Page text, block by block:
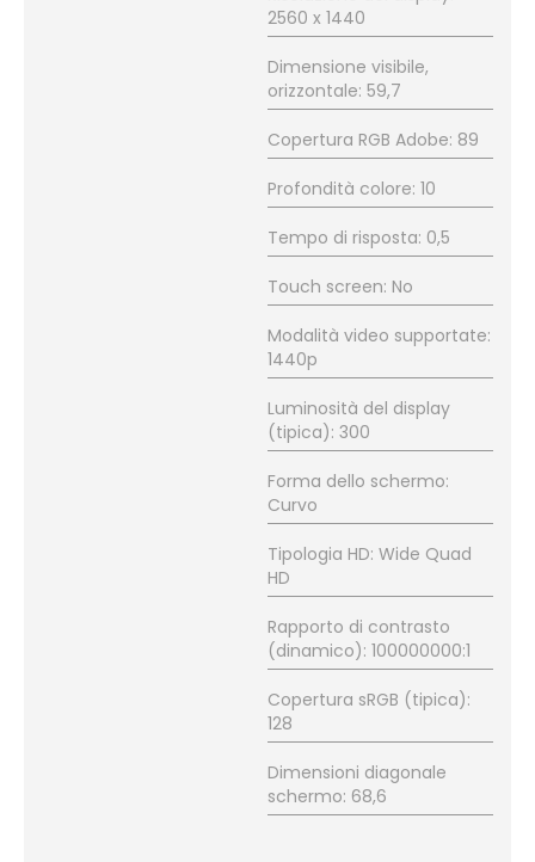
2560 x 1440
Dimensione visibile,
orizzontale: 59,7
Copertura RGB Adobe: 89
Profondità colore: 10
Tempo di risposta: 0,5
Touch screen: No
Modalità video supportate:
1440p
Luminosità del display
(tipica): 300
Forma dello schermo:
Curvo
Tipologia HD: Wide Quad
HD
Rapporto di contrasto
(dinamico): 100000000:1
Copertura sRGB (tipica):
128
Dimensioni diagonale
schermo: 68,6